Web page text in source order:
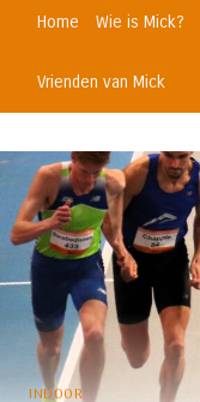
Home Wie is Mick?
Vrienden van Mick
INDOOR